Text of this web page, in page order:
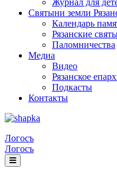
Журнал для
Святыни земли
Календарь
Рязанские
Паломничества
Медиа
Видео
Рязанское
Подкасты
Контакты
Логосъ
Логосъ